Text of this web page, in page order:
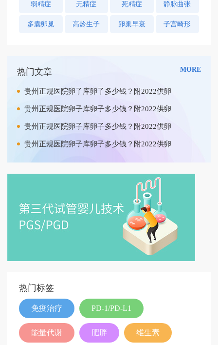
弱精症 无精症 死精症 静脉曲张
多囊卵巢 高龄生子 卵巢早衰 子宫畸形
热门文章 MORE
贵州正规医院卵子库卵子多少钱？附2022供卵
贵州正规医院卵子库卵子多少钱？附2022供卵
贵州正规医院卵子库卵子多少钱？附2022供卵
贵州正规医院卵子库卵子多少钱？附2022供卵
热门标签
免疫治疗 PD-1/PD-L1
能量代谢 肥胖 维生素